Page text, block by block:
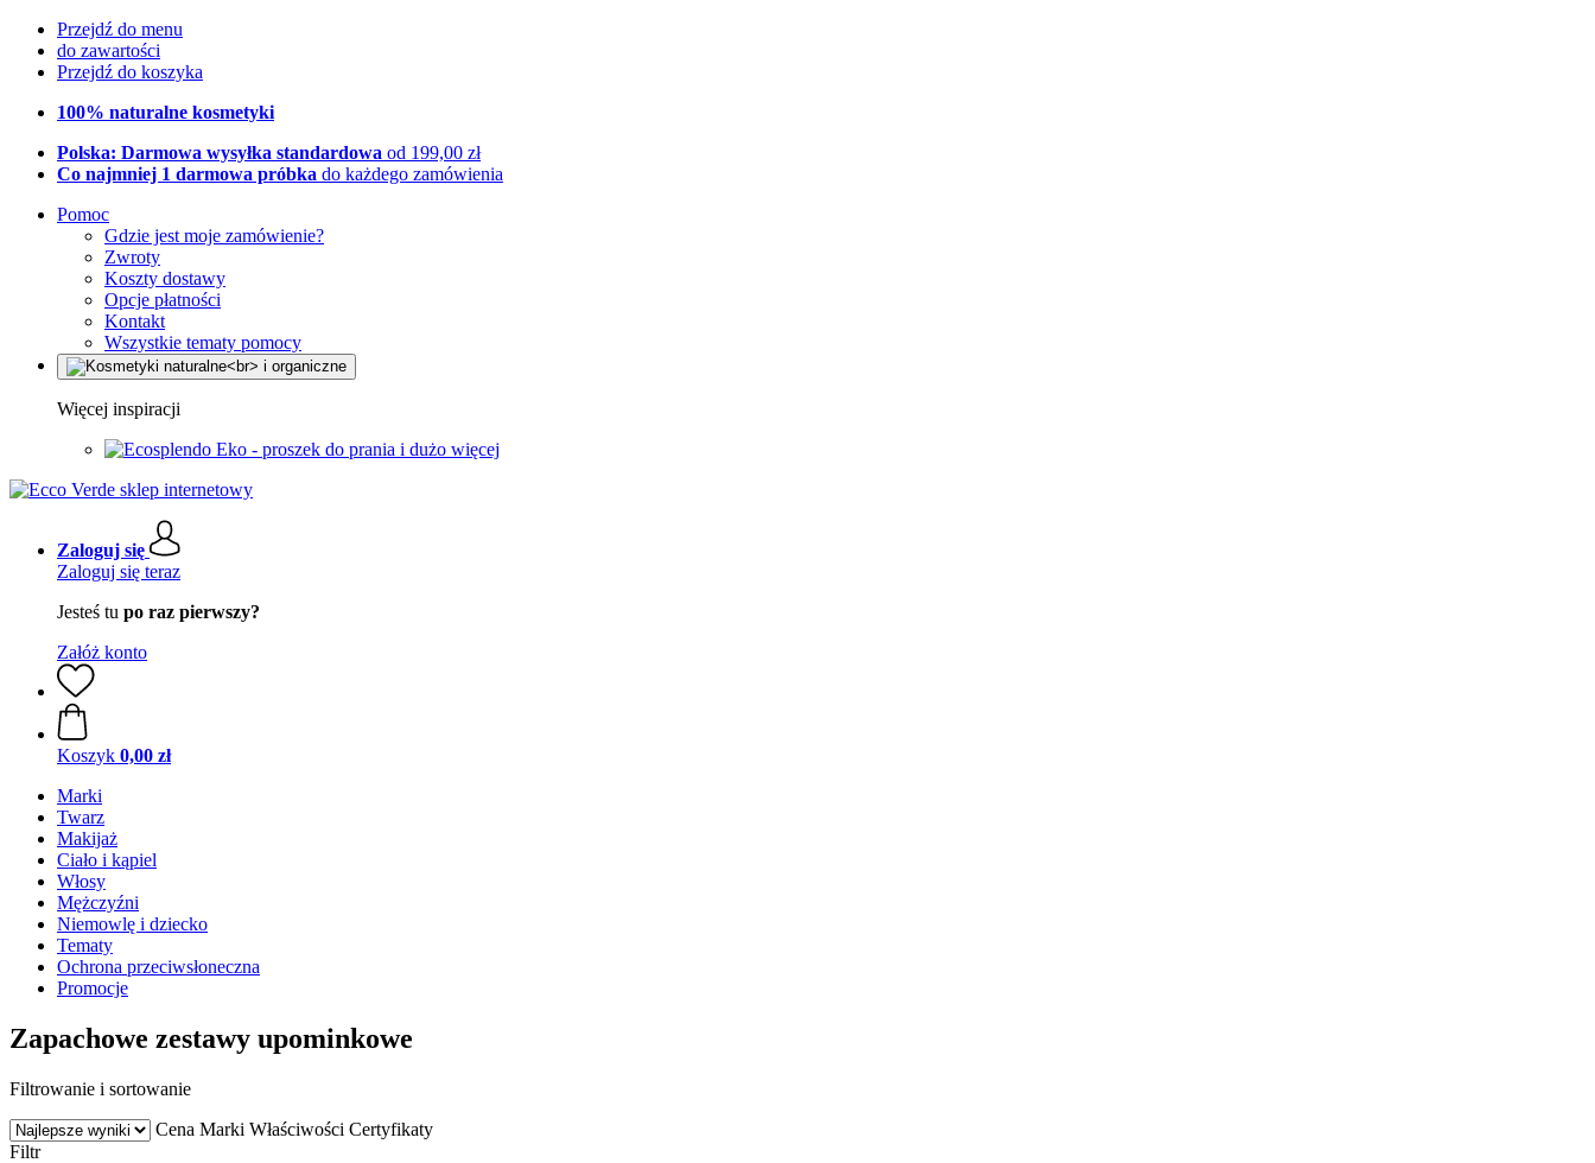
Przejdź do menu
do zawartości
Przejdź do koszyka
100% naturalne kosmetyki
Polska: Darmowa wysyłka standardowa od 199,00 zł
Co najmniej 1 darmowa próbka do każdego zamówienia
Pomoc
Gdzie jest moje zamówienie?
Zwroty
Koszty dostawy
Opcje płatności
Kontakt
Wszystkie tematy pomocy
Więcej inspiracji
Eko - proszek do prania i dużo więcej
Zaloguj się
Zaloguj się teraz
Jesteś tu po raz pierwszy?
Załóż konto
Koszyk 0,00 zł
Marki
Twarz
Makijaż
Ciało i kąpiel
Włosy
Mężczyźni
Niemowlę i dziecko
Tematy
Ochrona przeciwsłoneczna
Promocje
Zapachowe zestawy upominkowe
Filtrowanie i sortowanie
Cena Marki Właściwości Certyfikaty
Filtr